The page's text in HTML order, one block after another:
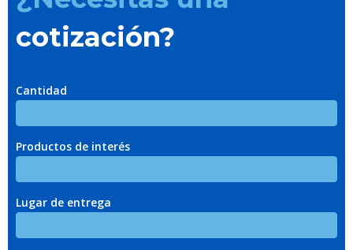
cotización?
Cantidad
Productos de interés
Lugar de entrega